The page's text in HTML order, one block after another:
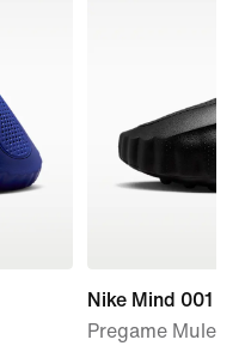
Nike Mind 001
Pregame Mules